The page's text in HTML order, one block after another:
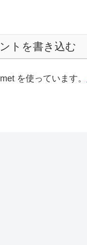
トを書き込む
を使っています。